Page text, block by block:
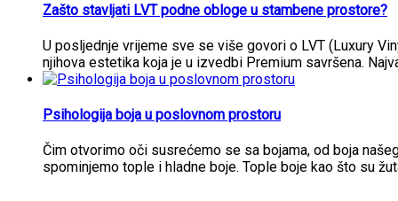
Zašto stavljati LVT podne obloge u stambene prostore?
U posljednje vrijeme sve se više govori o LVT (Luxury
njihova estetika koja je u izvedbi Premium savršena.
Psihologija boja u poslovnom prostoru
Čim otvorimo oči susrećemo se sa bojama, od boja
spominjemo tople i hladne boje. Tople boje kao što su